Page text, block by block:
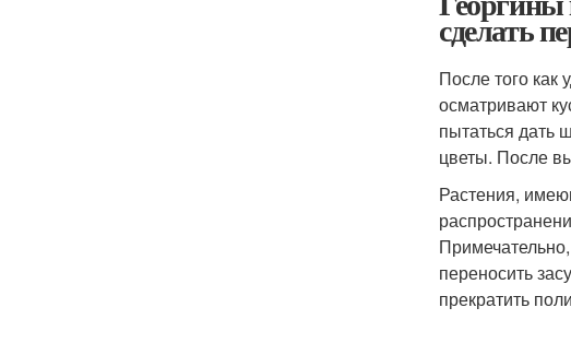
сделать
После того как
осматривают
пытаться дать
цветы. После
Растения,
переносить
прекратить